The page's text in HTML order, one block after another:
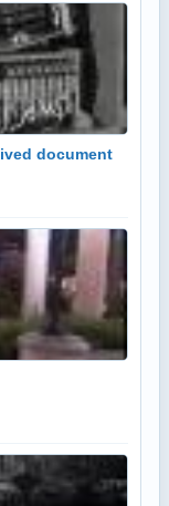
document